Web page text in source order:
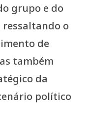
grupo e do
ressaltando o
de
também
da
político